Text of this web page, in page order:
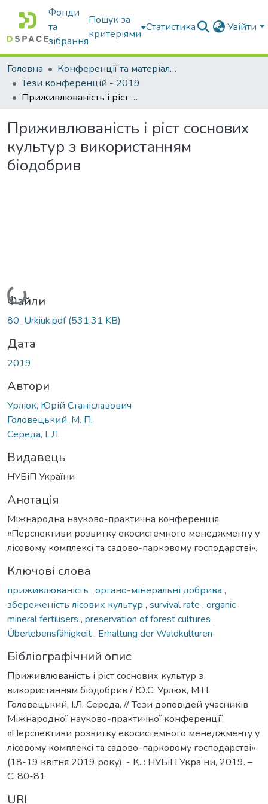
Фонди
та
зібрання
Пошук за
критеріями
Статистика Увійти
Головна
Конференції та матеріали конференцій
Тези конференцій - 2019
Приживлюваність і ріст соснових культур з використанням біодобрив
Приживлюваність і ріст соснових
культур з використанням
біодобрив
Вантажиться...
Файли
80_Urkiuk.pdf(531,31 KB)
Дата
2019
Автори
Урлюк, Юрій Станіславович
Головецький, М. П.
Середа, І. Л.
Видавець
НУБіП України
Анотація
Міжнародна науково-практична конференція
«Перспективи розвитку екосистемного менеджменту у
лісовому комплексі та садово-парковому господарстві».
Ключові слова
приживлюваність , органо-мінеральні добрива ,
збереженість лісових культур , survival rate , organic-
mineral fertilisers , preservation of forest cultures ,
Überlebensfähigkeit, Erhaltung der Waldkulturen
Бібліографічний опис
Приживлюваність і ріст соснових культур з
використанням біодобрив / Ю.С. Урлюк, М.П.
Головецький, І.Л. Середа, // Тези доповідей учасників
Міжнародної науково-практичної конференції
«Перспективи розвитку екосистемного менеджменту у
лісовому комплексі та садово-парковому господарстві»
(18-19 квітня 2019 року). - К. : НУБіП України, 2019. –
С. 80-81
URI